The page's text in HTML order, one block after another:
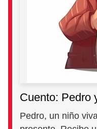
Cuento: Pedro
Pedro, un niño